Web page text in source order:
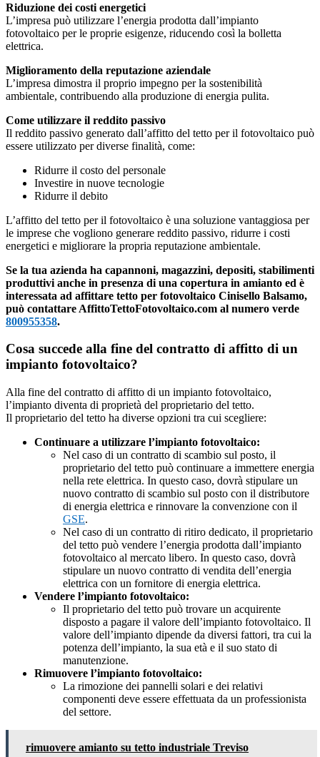
Riduzione dei costi energetici
L’impresa può utilizzare l’energia prodotta dall’impianto
fotovoltaico per le proprie esigenze, riducendo così la bolletta
elettrica.
Miglioramento della reputazione aziendale
L’impresa dimostra il proprio impegno per la sostenibilità
ambientale, contribuendo alla produzione di energia pulita.
Come utilizzare il reddito passivo
Il reddito passivo generato dall’affitto del tetto per il fotovoltaico può
essere utilizzato per diverse finalità, come:
Ridurre il costo del personale
Investire in nuove tecnologie
Ridurre il debito
L’affitto del tetto per il fotovoltaico è una soluzione vantaggiosa per
le imprese che vogliono generare reddito passivo, ridurre i costi
energetici e migliorare la propria reputazione ambientale.
Se la tua azienda ha capannoni, magazzini, depositi, stabilimenti
produttivi anche in presenza di una copertura in amianto ed è
interessata ad affittare tetto per fotovoltaico Cinisello Balsamo,
può contattare AffittoTettoFotovoltaico.com al numero verde
800955358.
Cosa succede alla fine del contratto di affitto di un
impianto fotovoltaico?
Alla fine del contratto di affitto di un impianto fotovoltaico,
l’impianto diventa di proprietà del proprietario del tetto.
Il proprietario del tetto ha diverse opzioni tra cui scegliere:
Continuare a utilizzare l’impianto fotovoltaico:
Nel caso di un contratto di scambio sul posto, il
proprietario del tetto può continuare a immettere energia
nella rete elettrica. In questo caso, dovrà stipulare un
nuovo contratto di scambio sul posto con il distributore
di energia elettrica e rinnovare la convenzione con il
GSE.
Nel caso di un contratto di ritiro dedicato, il proprietario
del tetto può vendere l’energia prodotta dall’impianto
fotovoltaico al mercato libero. In questo caso, dovrà
stipulare un nuovo contratto di vendita dell’energia
elettrica con un fornitore di energia elettrica.
Vendere l’impianto fotovoltaico:
Il proprietario del tetto può trovare un acquirente
disposto a pagare il valore dell’impianto fotovoltaico. Il
valore dell’impianto dipende da diversi fattori, tra cui la
potenza dell’impianto, la sua età e il suo stato di
manutenzione.
Rimuovere l’impianto fotovoltaico:
La rimozione dei pannelli solari e dei relativi
componenti deve essere effettuata da un professionista
del settore.
rimuovere amianto su tetto industriale Treviso